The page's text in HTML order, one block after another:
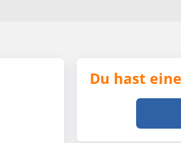
Du hast